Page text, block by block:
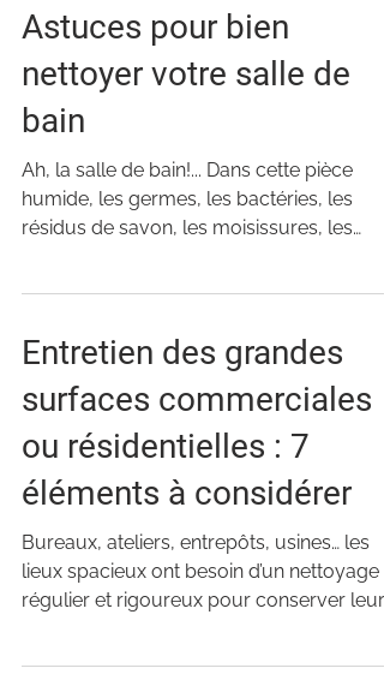
Astuces pour bien
nettoyer votre salle de
bain
Ah, la salle de bain!... Dans cette pièce
humide, les germes, les bactéries, les
résidus de savon, les moisissures, les
Entretien des grandes
surfaces commerciales
ou résidentielles : 7
éléments à considérer
Bureaux, ateliers, entrepôts, usines… les
lieux spacieux ont besoin d’un nettoyage
régulier et rigoureux pour conserver leur